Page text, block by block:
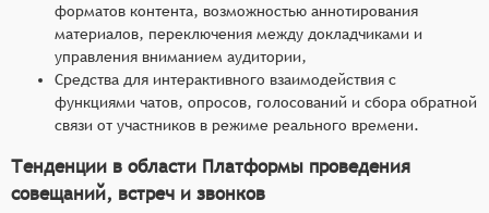
форматов контента, возможностью аннотирования
материалов, переключения между докладчиками и
управления вниманием аудитории,
Средства для интерактивного взаимодействия с
функциями чатов, опросов, голосований и сбора обратной
связи от участников в режиме реального времени.
Тенденции в области Платформы проведения
совещаний, встреч и звонков